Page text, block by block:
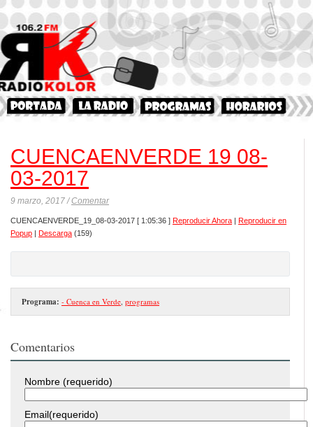
CUENCAENVERDE 19 08-
03-2017
9 marzo, 2017 /Comentar
CUENCAENVERDE_19_08-03-2017 [ 1:05:36 ] Reproducir Ahora | Reproducir en
Popup | Descarga (159)
Programa: - Cuenca en Verde, programas
Comentarios
Nombre (requerido)
Email(requerido)